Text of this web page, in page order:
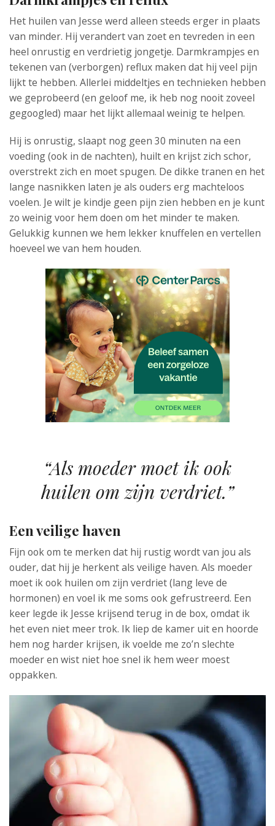
Het huilen van Jesse werd alleen steeds erger in plaats
van minder. Hij verandert van zoet en tevreden in een
heel onrustig en verdrietig jongetje. Darmkrampjes en
tekenen van (verborgen) reflux maken dat hij veel pijn
lijkt te hebben. Allerlei middeltjes en technieken hebben
we geprobeerd (en geloof me, ik heb nog nooit zoveel
gegoogled) maar het lijkt allemaal weinig te helpen.
Hij is onrustig, slaapt nog geen 30 minuten na een
voeding (ook in de nachten), huilt en krijst zich schor,
overstrekt zich en moet spugen. De dikke tranen en het
lange nasnikken laten je als ouders erg machteloos
voelen. Je wilt je kindje geen pijn zien hebben en je kunt
zo weinig voor hem doen om het minder te maken.
Gelukkig kunnen we hem lekker knuffelen en vertellen
hoeveel we van hem houden.
“Als moeder moet ik ook
huilen om zijn verdriet.”
Een veilige haven
Fijn ook om te merken dat hij rustig wordt van jou als
ouder, dat hij je herkent als veilige haven. Als moeder
moet ik ook huilen om zijn verdriet (lang leve de
hormonen) en voel ik me soms ook gefrustreerd. Een
keer legde ik Jesse krijsend terug in de box, omdat ik
het even niet meer trok. Ik liep de kamer uit en hoorde
hem nog harder krijsen, ik voelde me zo’n slechte
moeder en wist niet hoe snel ik hem weer moest
oppakken.